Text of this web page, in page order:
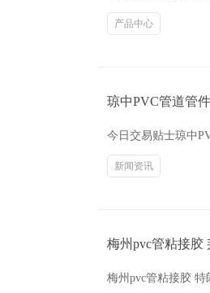
产品中心
琼中PVC管道管
今日交易贴士琼中
新闻资讯
梅州pvc管粘接胶
梅州pvc管粘接胶